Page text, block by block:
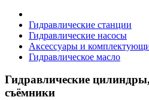
Гидравлические станции
Гидравлические насосы
Аксессуары и
Гидравлическое масло
Гидравлические
съёмники